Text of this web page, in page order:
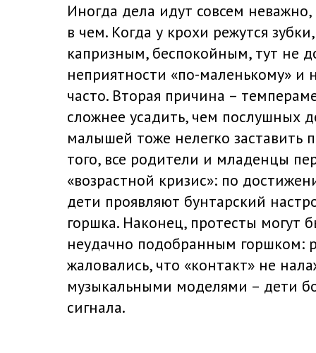
Иногда дела идут совсем
в чем. Когда у крохи режутся
капризным, беспокойным, тут не
неприятности «по-маленькому» и
часто. Вторая причина –
сложнее усадить, чем послушных
малышей тоже нелегко заставить
того, все родители и младенцы
«возрастной кризис»: по
дети проявляют бунтарский
горшка. Наконец, протесты могут
неудачно подобранным горшком:
жаловались, что «контакт» не
музыкальными моделями – дети
сигнала.